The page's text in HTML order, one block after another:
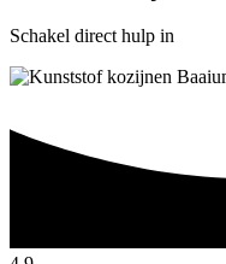
Schakel direct hulp in